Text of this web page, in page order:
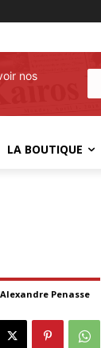
nos
LA BOUTIQUE
Alexandre Penasse